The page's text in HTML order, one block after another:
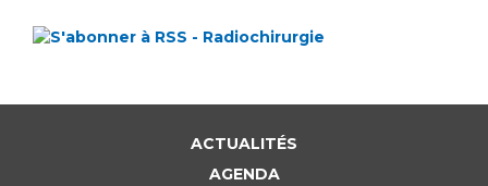
ACTUALITÉS
AGENDA